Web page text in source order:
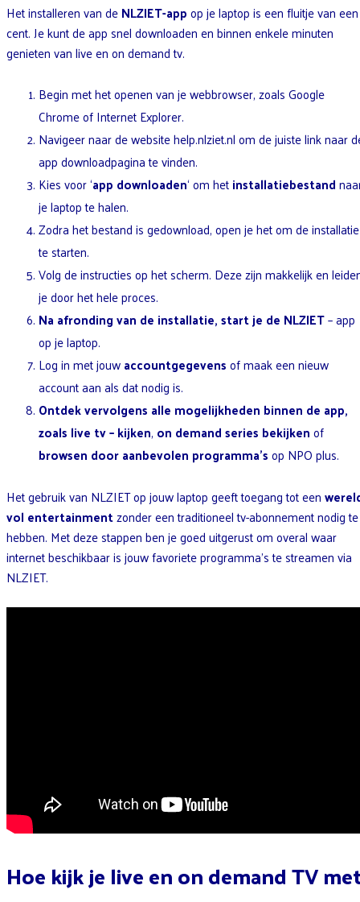
Het installeren van deNLZIET-appop je laptop is een fluitje van een
cent. Je kunt de app snel downloaden en binnen enkele minuten
genieten van live en on demand tv.
Begin met het openen van je webbrowser, zoals Google
Chrome of Internet Explorer.
Navigeer naar de website help.nlziet.nl om de juiste link naar
app downloadpagina te vinden.
Kies voor ‘app downloaden‘ om hetinstallatiebestand
je laptop te halen.
Zodra het bestand is gedownload, open je het om de installatie
te starten.
Volg de instructies op het scherm. Deze zijn makkelijk en
je door het hele proces.
Na afronding van de installatie, start je de NLZIET– app
op je laptop.
Log in met jouwaccountgegevensof maak een nieuw
account aan als dat nodig is.
Ontdek vervolgens alle mogelijkheden binnen de app,
zoals live tv– kijken, on demand series bekijkenof
browsen door aanbevolen programma’sop NPO plus.
Het gebruik van NLZIET op jouw laptop geeft toegang tot een
vol entertainmentzonder een traditioneel tv-abonnement nodig te
hebben. Met deze stappen ben je goed uitgerust om overal waar
internet beschikbaar is jouw favoriete programma’s te streamen via
NLZIET.
Hoe kijk je live en on demand TV